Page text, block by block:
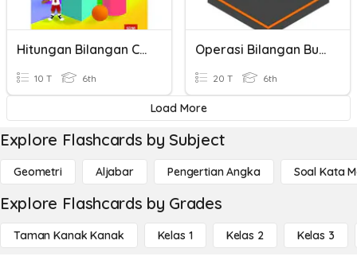
Hitungan Bilangan Campuran
10 T 6th
Operasi Bilangan Bulat Campuran
20 T 6th
Load More
Explore Flashcards by Subject
Geometri Aljabar Pengertian Angka Soal Kata
Explore Flashcards by Grades
Taman Kanak Kanak Kelas 1 Kelas 2 Kelas 3